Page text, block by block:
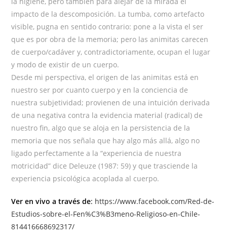
impacto de la descomposición. La tumba, como artefacto
visible, pugna en sentido contrario: pone a la vista el ser
que es por obra de la memoria; pero las animitas carecen
de cuerpo/cadáver y, contradictoriamente, ocupan el lugar
y modo de existir de un cuerpo.
Desde mi perspectiva, el origen de las animitas está en
nuestro ser por cuanto cuerpo y en la conciencia de
nuestra subjetividad; provienen de una intuición derivada
de una negativa contra la evidencia material (radical) de
nuestro fin, algo que se aloja en la persistencia de la
memoria que nos señala que hay algo más allá, algo no
ligado perfectamente a la “experiencia de nuestra
motricidad” dice Deleuze (1987: 59) y que trasciende la
experiencia psicológica acoplada al cuerpo.
Ver en vivo a través de: https://www.facebook.com/Red-de-
Estudios-sobre-el-Fen%C3%B3meno-Religioso-en-Chile-
814416668692317/